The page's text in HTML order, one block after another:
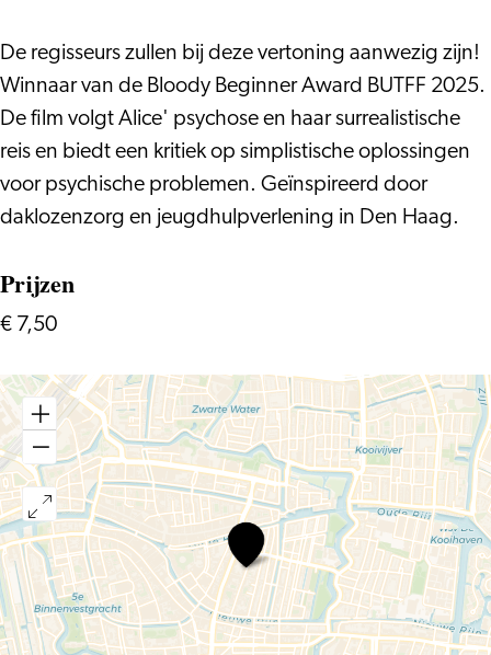
De regisseurs zullen bij deze vertoning aanwezig zijn!
Winnaar van de Bloody Beginner Award BUTFF 2025.
De film volgt Alice' psychose en haar surrealistische
reis en biedt een kritiek op simplistische oplossingen
voor psychische problemen. Geïnspireerd door
daklozenzorg en jeugdhulpverlening in Den Haag.
Prijzen
€ 7,50
BUTFF
CULTfilm:
Don’t
Follow
The
White